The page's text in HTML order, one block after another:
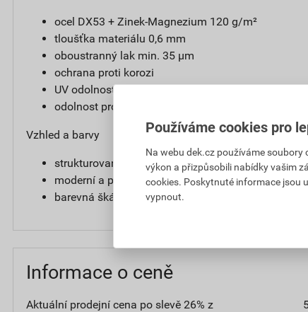
ocel DX53 + Zinek-Magnezium 120 g/m²
tloušťka materiálu 0,6 mm
oboustranný lak min. 35 µm
ochrana proti korozi
UV odolnost
odolnost proti poškrábaní
Vzhled a barvy
strukturovaný matný povrch
moderní a prémiový vzhled
barevná škála: RAL 7016, RAL 9005, RAL 8017,
Informace o ceně
Aktuální prodejní cena po slevě 26% z
Používáme cookies pro
Na webu dek.cz používáme
výkon a přizpůsobili nabídky vašim
cookies. Poskytnuté informace jsou
vypnout.